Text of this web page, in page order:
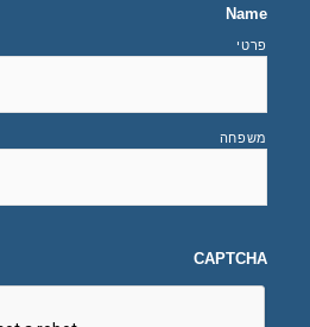
Name
פרטי
משפחה
CAPTCHA